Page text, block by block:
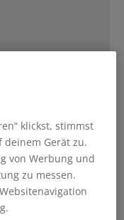
Buchhaltung
und
melden?
Quartal gar keine
klickst, stimmst
deinem Gerät zu.
von Werbung und
zu messen.